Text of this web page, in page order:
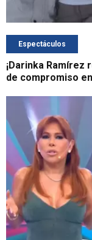
Espectáculos
¡Darinka Ramírez
de compromiso